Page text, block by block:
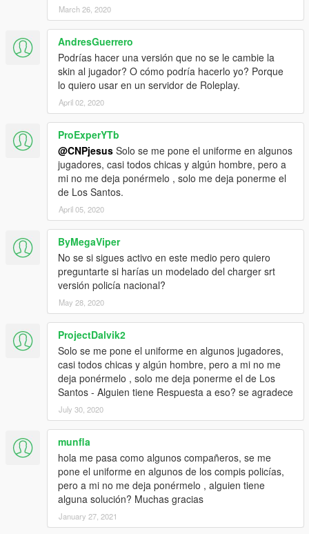
March 26, 2020
AndresGuerrero
Podrías hacer una versión que no se le cambie la
skin al jugador? O cómo podría hacerlo yo? Porque
lo quiero usar en un servidor de Roleplay.
April 02, 2020
ProExperYTb
@CNPjesus Solo se me pone el uniforme en algunos
jugadores, casi todos chicas y algún hombre, pero a
mi no me deja ponérmelo , solo me deja ponerme el
de Los Santos.
April 05, 2020
ByMegaViper
No se si sigues activo en este medio pero quiero
preguntarte si harías un modelado del charger srt
versión policía nacional?
May 28, 2020
ProjectDalvik2
Solo se me pone el uniforme en algunos jugadores,
casi todos chicas y algún hombre, pero a mi no me
deja ponérmelo , solo me deja ponerme el de Los
Santos - Alguien tiene Respuesta a eso? se agradece
July 30, 2020
munfla
hola me pasa como algunos compañeros, se me
pone el uniforme en algunos de los compis policías,
pero a mi no me deja ponérmelo , alguien tiene
alguna solución? Muchas gracias
January 27, 2021